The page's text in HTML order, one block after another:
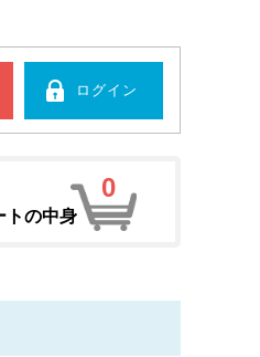
ログイン
トの中身
0